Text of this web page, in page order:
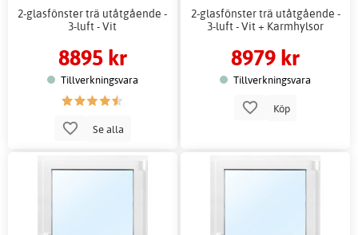
2-glasfönster trä utåtgående -
3-luft - Vit
8895 kr
Tillverkningsvara
Se alla
2-glasfönster trä utåtgående -
3-luft - Vit + Karmhylsor
8979 kr
Tillverkningsvara
Köp